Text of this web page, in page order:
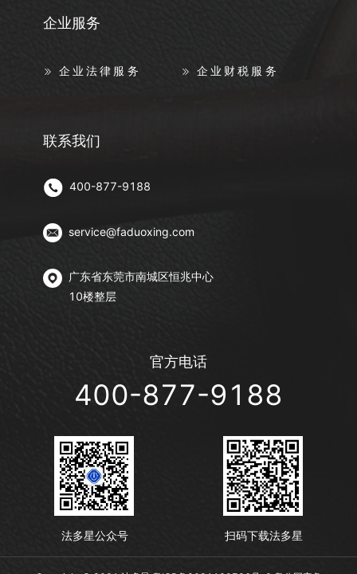
企业服务
企业法律服务 企业财税服务
联系我们
400-877-9188
service@faduoxing.com
广东省东莞市南城区恒兆中心
10楼整层
官方电话
400-877-9188
法多星公众号 扫码下载法多星